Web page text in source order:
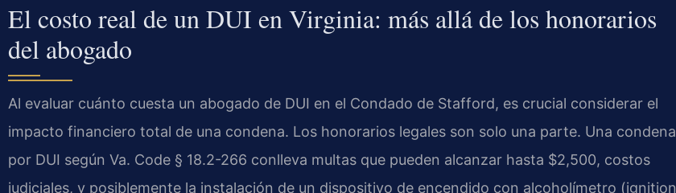
El costo real de un DUI en Virginia: más allá de los honorarios
del abogado
Al evaluar cuánto cuesta un abogado de DUI en el Condado de Stafford, es crucial considerar el
impacto financiero total de una condena. Los honorarios legales son solo una parte. Una condena
por DUI según Va. Code § 18.2-266 conlleva multas que pueden alcanzar hasta $2,500, costos
judiciales, y posiblemente la instalación de un dispositivo de encendido con alcoholímetro (ignition